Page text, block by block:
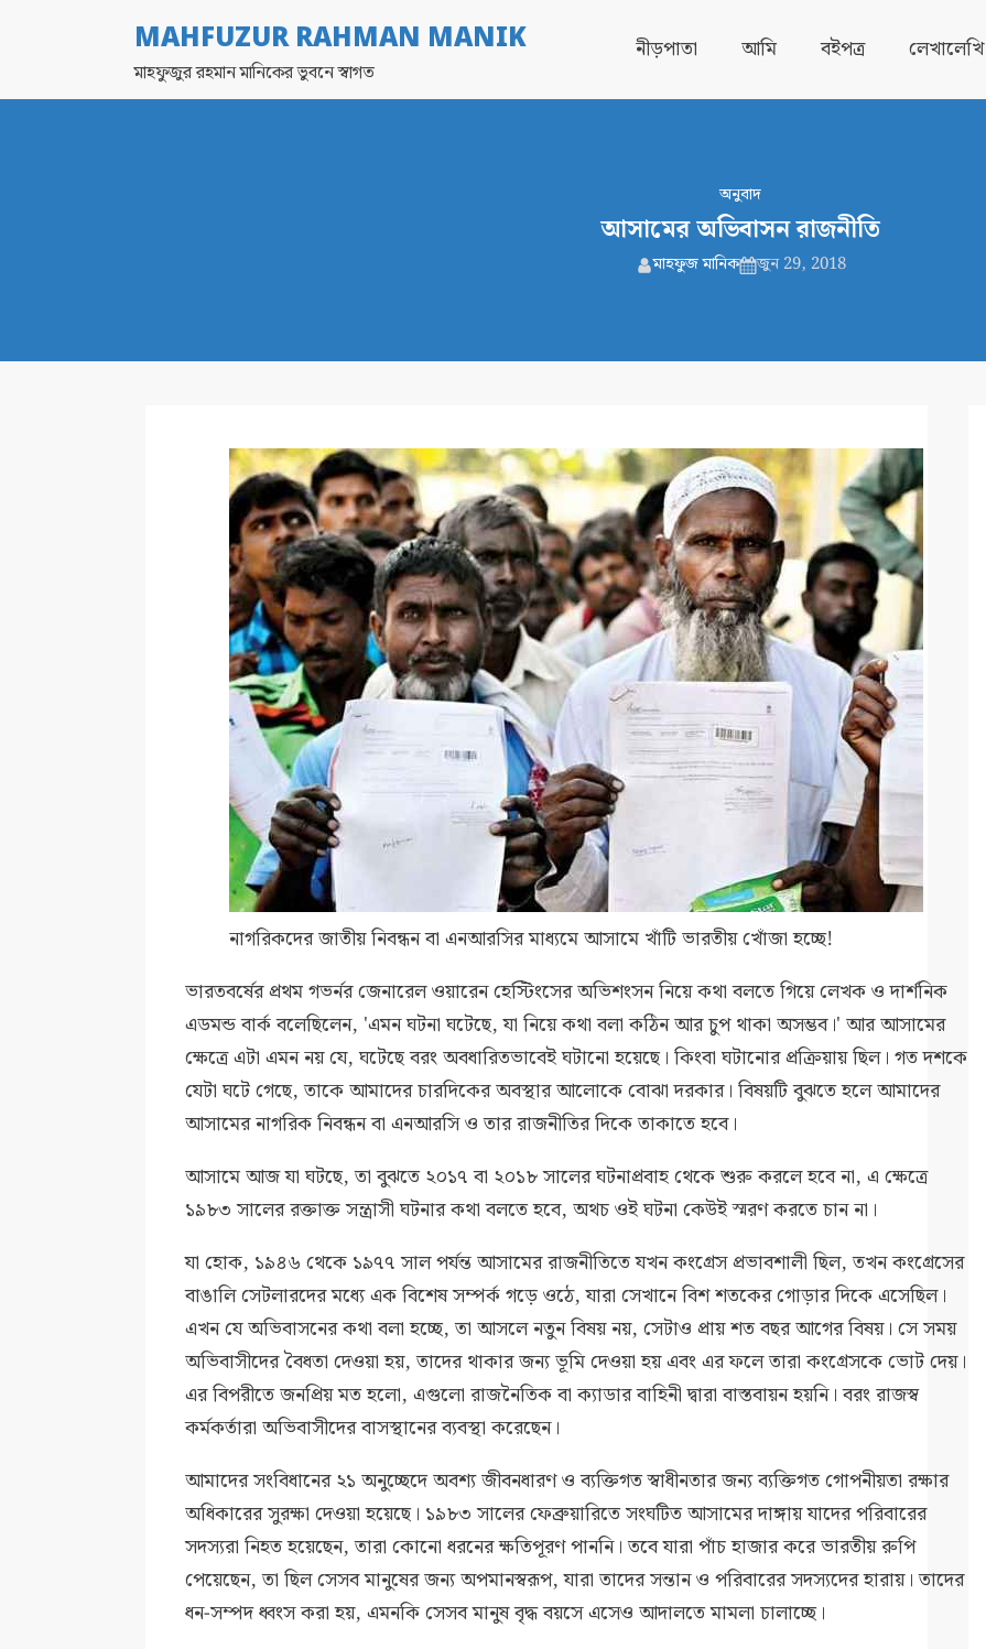
MAHFUZUR RAHMAN MANIK
মাহফুজুর রহমান মানিকের ভুবনে স্বাগত
নীড়পাতা আমি বইপত্র লেখালেখি
অনুবাদ
আসামের অভিবাসন রাজনীতি
মাহফুজ মানিক জুন 29, 2018
নাগরিকদের জাতীয় নিবন্ধন বা এনআরসির মাধ্যমে আসামে খাঁটি ভারতীয় খোঁজা হচ্ছে!
ভারতবর্ষের প্রথম গভর্নর জেনারেল ওয়ারেন হেস্টিংসের অভিশংসন নিয়ে কথা বলতে গিয়ে লেখক ও দার্শনিক
এডমন্ড বার্ক বলেছিলেন, 'এমন ঘটনা ঘটেছে, যা নিয়ে কথা বলা কঠিন আর চুপ থাকা অসম্ভব।' আর আসামের
ক্ষেত্রে এটা এমন নয় যে, ঘটেছে বরং অবধারিতভাবেই ঘটানো হয়েছে। কিংবা ঘটানোর প্রক্রিয়ায় ছিল। গত দশকে
যেটা ঘটে গেছে, তাকে আমাদের চারদিকের অবস্থার আলোকে বোঝা দরকার। বিষয়টি বুঝতে হলে আমাদের
আসামের নাগরিক নিবন্ধন বা এনআরসি ও তার রাজনীতির দিকে তাকাতে হবে।
আসামে আজ যা ঘটছে, তা বুঝতে ২০১৭ বা ২০১৮ সালের ঘটনাপ্রবাহ থেকে শুরু করলে হবে না, এ ক্ষেত্রে
১৯৮৩ সালের রক্তাক্ত সন্ত্রাসী ঘটনার কথা বলতে হবে, অথচ ওই ঘটনা কেউই স্মরণ করতে চান না।
যা হোক, ১৯৪৬ থেকে ১৯৭৭ সাল পর্যন্ত আসামের রাজনীতিতে যখন কংগ্রেস প্রভাবশালী ছিল, তখন কংগ্রেসের
বাঙালি সেটলারদের মধ্যে এক বিশেষ সম্পর্ক গড়ে ওঠে, যারা সেখানে বিশ শতকের গোড়ার দিকে এসেছিল।
এখন যে অভিবাসনের কথা বলা হচ্ছে, তা আসলে নতুন বিষয় নয়, সেটাও প্রায় শত বছর আগের বিষয়। সে সময়
অভিবাসীদের বৈধতা দেওয়া হয়, তাদের থাকার জন্য ভূমি দেওয়া হয় এবং এর ফলে তারা কংগ্রেসকে ভোট দেয়।
এর বিপরীতে জনপ্রিয় মত হলো, এগুলো রাজনৈতিক বা ক্যাডার বাহিনী দ্বারা বাস্তবায়ন হয়নি। বরং রাজস্ব
কর্মকর্তারা অভিবাসীদের বাসস্থানের ব্যবস্থা করেছেন।
আমাদের সংবিধানের ২১ অনুচ্ছেদে অবশ্য জীবনধারণ ও ব্যক্তিগত স্বাধীনতার জন্য ব্যক্তিগত গোপনীয়তা রক্ষার
অধিকারের সুরক্ষা দেওয়া হয়েছে। ১৯৮৩ সালের ফেব্রুয়ারিতে সংঘটিত আসামের দাঙ্গায় যাদের পরিবারের
সদস্যরা নিহত হয়েছেন, তারা কোনো ধরনের ক্ষতিপূরণ পাননি। তবে যারা পাঁচ হাজার করে ভারতীয় রুপি
পেয়েছেন, তা ছিল সেসব মানুষের জন্য অপমানস্বরূপ, যারা তাদের সন্তান ও পরিবারের সদস্যদের হারায়। তাদের
ধন-সম্পদ ধ্বংস করা হয়, এমনকি সেসব মানুষ বৃদ্ধ বয়সে এসেও আদালতে মামলা চালাচ্ছে।